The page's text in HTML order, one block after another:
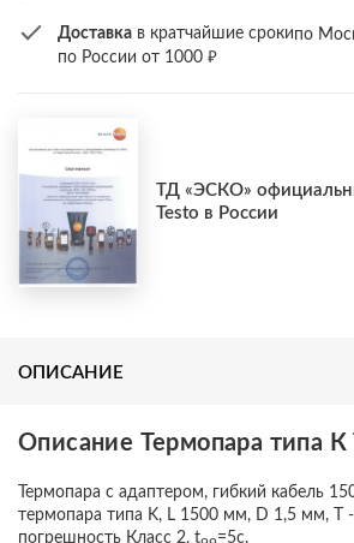
Доставка в кратчайшие срокипо
по России от 1000 ₽
ТД «ЭСКО»
Testo в России
ОПИСАНИЕ
Описание Термопара типа К
Термопара с адаптером, гибкий кабель
термопара типа K, L 1500 мм, D 1,5 мм, Т -
погрешность Класс 2, t
=5c.
на оборудование!
Актуальные новости, акции и